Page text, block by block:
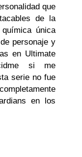
que
de la
única
personaje y
en Ultimate
si me
serie no fue
en los